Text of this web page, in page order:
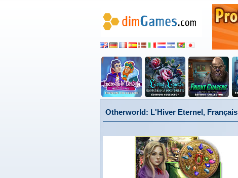
Otherworld: L'Hiver Eternel, Français